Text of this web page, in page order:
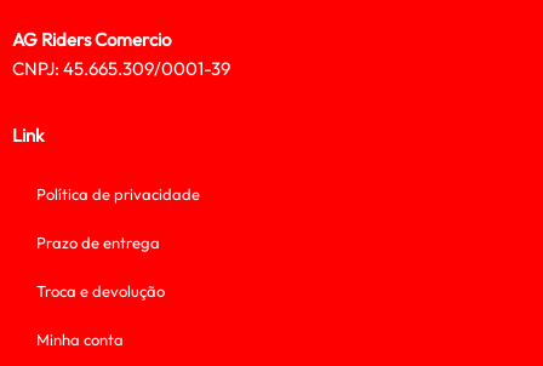
AG Riders Comercio
CNPJ: 45.665.309/0001-39
Link
Política de privacidade
Prazo de entrega
Troca e devolução
Minha conta